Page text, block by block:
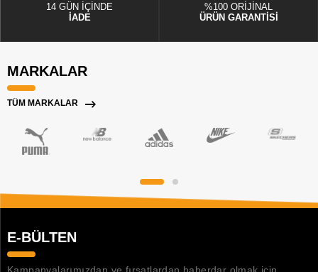
14 GÜN İÇİNDE
İADE
%100 ORİJİNAL
ÜRÜN GARANTİSİ
MARKALAR
TÜM MARKALAR
E-BÜLTEN